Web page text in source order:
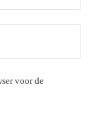
voor de